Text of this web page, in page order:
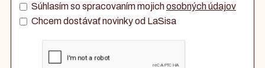
Súhlasím so spracovaním mojichosobných údajov
Chcem dostávať novinky od LaSisa